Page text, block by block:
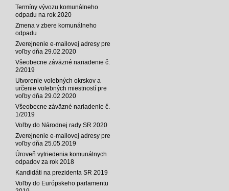
Termíny vývozu komunálneho
odpadu na rok 2020
Zmena v zbere komunálneho
odpadu
Zverejnenie e-mailovej adresy pre
voľby dňa 29.02.2020
Všeobecne záväzné nariadenie č.
2/2019
Utvorenie volebných okrskov a
určenie volebných miestností pre
voľby dňa 29.02.2020
Všeobecne záväzné nariadenie č.
1/2019
Voľby do Národnej rady SR 2020
Zverejnenie e-mailovej adresy pre
voľby dňa 25.05.2019
Úroveň vytriedenia komunálnych
odpadov za rok 2018
Kandidáti na prezidenta SR 2019
Voľby do Európskeho parlamentu